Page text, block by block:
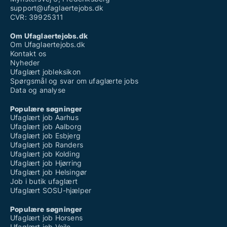
support@ufaglaertejobs.dk
CVR: 39925311
Om Ufaglaertejobs.dk
Om Ufaglaertejobs.dk
Kontakt os
Nyheder
Ufaglært jobleksikon
Spørgsmål og svar om ufaglærte jobs
Data og analyse
Populære søgninger
Ufaglært job Aarhus
Ufaglært job Aalborg
Ufaglært job Esbjerg
Ufaglært job Randers
Ufaglært job Kolding
Ufaglært job Hjørring
Ufaglært job Helsingør
Job i butik ufaglært
Ufaglært SOSU-hjælper
Populære søgninger
Ufaglært job Horsens